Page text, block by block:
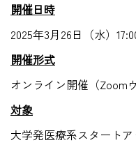
開催日時
2025年3月26日（水）
開催形式
オンライン開催（Zoom
対象
大学発医療系スタート